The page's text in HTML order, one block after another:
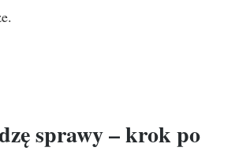
sprawy – krok po